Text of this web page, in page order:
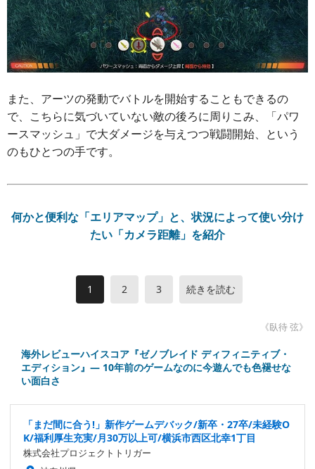
また、アーツの発動でバトルを開始することもできるの
で、こちらに気づいていない敵の後ろに周りこみ、「パワ
ースマッシュ」で大ダメージを与えつつ戦闘開始、という
のもひとつの手です。
何かと便利な「エリアマップ」と、状況によって使い分け
たい「カメラ距離」を紹介
1 2 3 続きを読む
《臥待 弦》
海外レビューハイスコア『ゼノブレイド ディフィニティブ・
エディション』― 10年前のゲームなのに今遊んでも色褪せな
い面白さ
「まだ間に合う!」新作ゲームデバック/新卒・27卒/未経験O
K/福利厚生充実/月30万以上可/横浜市西区北幸1丁目
株式会社プロジェクトトリガー